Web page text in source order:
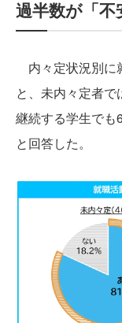
過半数が「
内々定状況別に
と、未内々定者
継続する学生でも
と回答した。